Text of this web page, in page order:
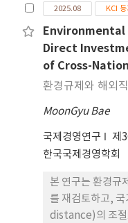
학습이론에 기반
BRI 국가 진입에
색 혁신과 국제화
분석한다. 이를
그린필드 FDI 자
업–연 도 관측치
축하였다. 실증분
록 기업이 진입 하
하여, 탐색적이고
수록 BRI 진출에
준은 이 음(-)의 효
나타나, 해외 경험
2025.08 KCI 등
Environmental
Direct
of Cross-
환경규제와 해외
MoonGyu Bae
국제경영연구 제
한국국제경영학회
본 연구는 환경규
를 재검토하고,
distance)의 조절